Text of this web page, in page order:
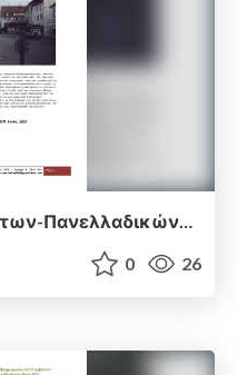
ΑΕΠΠ-Απαντήσεις-Θεμάτων-Πανελλαδικών-Εξετάσεων-2026.pdf
0 26